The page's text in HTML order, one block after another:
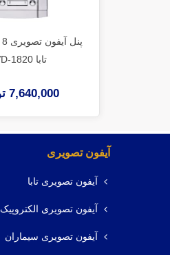
تابا TVD-1820
7,640,000 تومان
آیفون تصویری
آیفون تصویری تابا
آیفون تصویری الکتروپیک
آیفون تصویری سیماران